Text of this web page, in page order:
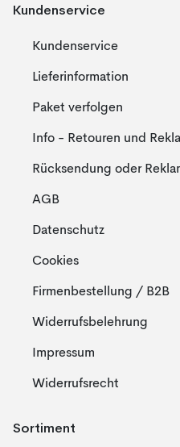
Kundenservice
Kundenservice
Lieferinformation
Paket verfolgen
Info - Retouren und
Rücksendung oder
AGB
Datenschutz
Cookies
Firmenbestellung / B2B
Widerrufsbelehrung
Impressum
Widerrufsrecht
Sortiment